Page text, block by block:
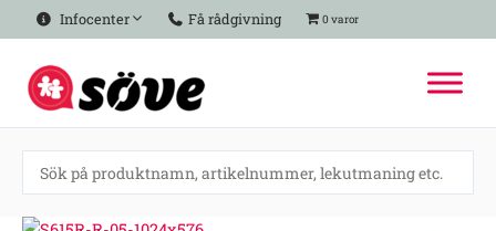
Hoppa
till
innehåll
Infocenter Få rådgivning 0 varor